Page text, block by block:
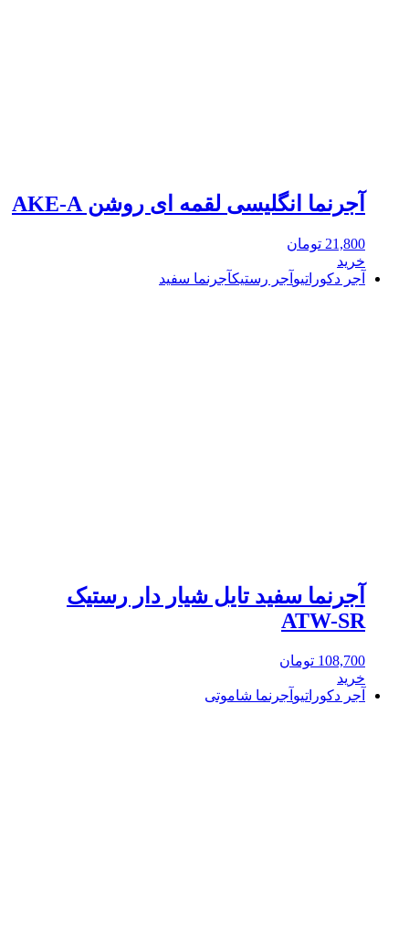
آجرنما انگلیسی لقمه ای روشن AKE-A
21,800 تومان
خرید
آجر دکوراتیو آجر رستیکآجرنما سفید
آجرنما سفید تایل شیار دار رستیک
ATW-SR
108,700 تومان
خرید
آجر دکوراتیو آجرنما شاموتی